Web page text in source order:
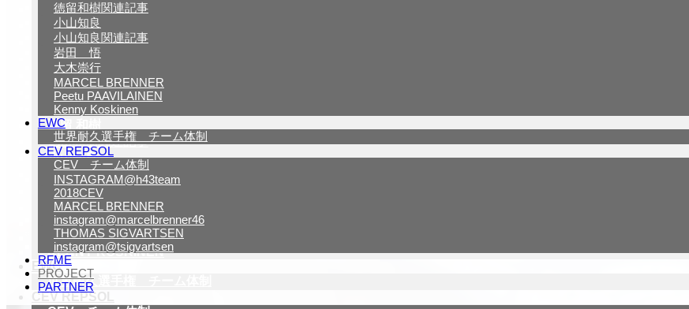
山田 誓己関連記事
三原 壮紫
三原壮紫関連記事
國峰 啄磨
國峰啄磨関連記事
菊池 寛幸
菊池 寛幸関連記事
徳留 和樹
徳留和樹関連記事
小山知良
小山知良関連記事
岩田 悟
大木崇行
MARCEL BRENNER
PEETU PAAVILAINEN
KENNY KOSKINEN
EWC
世界耐久選手権 チーム体制
CEV REPSOL
徳留和樹関連記事
小山知良
小山知良関連記事
岩田 悟
大木崇行
MARCEL BRENNER
Peetu PAAVILAINEN
Kenny Koskinen
EWC
世界耐久選手権 チーム体制
CEV REPSOL
CEV チーム体制
INSTAGRAM@h43team
2018CEV
MARCEL BRENNER
instagram@marcelbrenner46
THOMAS SIGVARTSEN
instagram@tsigvartsen
RFME
PROJECT
PARTNER